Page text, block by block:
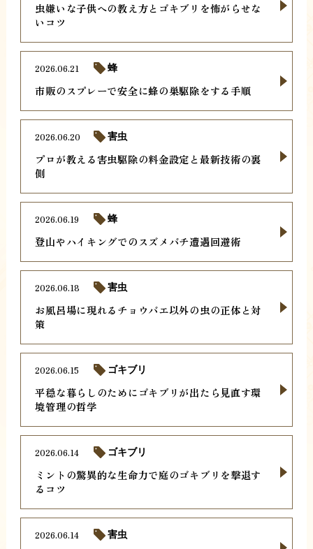
虫嫌いな子供への教え方とゴキブリを怖がらせな
いコツ
市販のスプレーで安全に蜂の巣駆除をする手順
2026.06.21 蜂
プロが教える害虫駆除の料金設定と最新技術の裏
側
2026.06.20 害虫
登山やハイキングでのスズメバチ遭遇回避術
2026.06.19 蜂
お風呂場に現れるチョウバエ以外の虫の正体と対
策
2026.06.18 害虫
平穏な暮らしのためにゴキブリが出たら見直す環
境管理の哲学
2026.06.15 ゴキブリ
ミントの驚異的な生命力で庭のゴキブリを撃退す
るコツ
2026.06.14 ゴキブリ
2026.06.14 害虫